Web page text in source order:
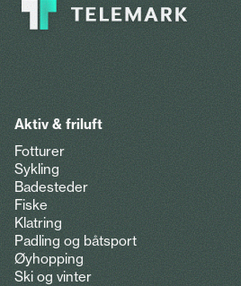
Aktiv & friluft
Fotturer
Sykling
Badesteder
Fiske
Klatring
Padling og båtsport
Øyhopping
Ski og vinter